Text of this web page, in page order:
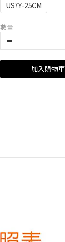
US7Y-25CM
數量
加入購物車